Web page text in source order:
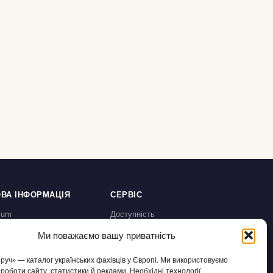
Ми поважаємо вашу приватність
— каталог українських фахівців у Європі. Ми використовуємо
сайту, статистики й реклами. Необхідні технології
ІНФОРМАЦІЯ
відмову /
СЕРВІС
Доступність